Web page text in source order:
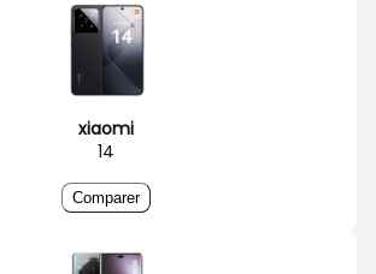
xiaomi
14
Comparer